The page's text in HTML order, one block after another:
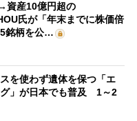
資産10億円超の
氏が「年末までに株価倍
銘柄を公…
を使わず遺体を保つ「エ
」が日本でも普及 1～2